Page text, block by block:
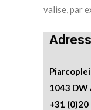
valise, par
1043 DW
+31